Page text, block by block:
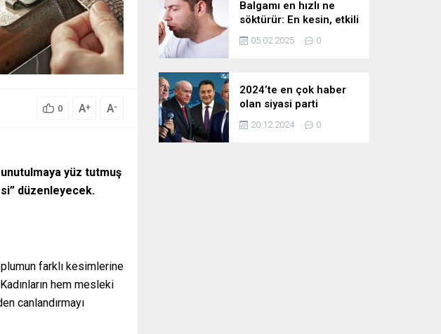
0 A+ A-
yüz tutmuş
düzenleyecek.
farklı kesimlerine
hem mesleki
canlandırmayı
Balgamı en hızlı ne
söktürür: En kesin, etkili
ve çabuk balgam
söktürücü kür!
05.02.2025 0
2024’te en çok haber
olan siyasi parti
liderleri! Zirvedeki isim
fark attı
20.12.2024 0